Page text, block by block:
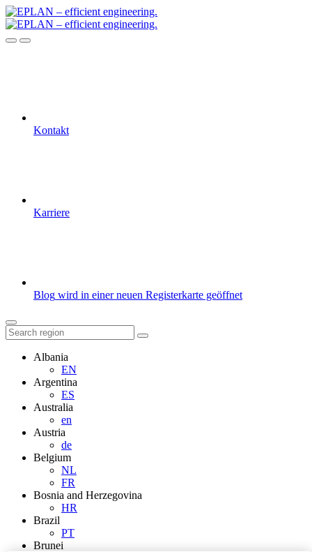
Kontakt
Karriere
Blog wird in einer neuen Registerkarte geöffnet
Albania
EN
Argentina
ES
Australia
en
Austria
de
Belgium
NL
FR
Bosnia and Herzegovina
HR
Brazil
PT
Brunei